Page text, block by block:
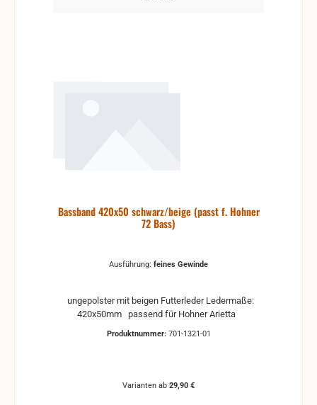
Bassband 420x50 schwarz/beige (passt f. Hohner
72 Bass)
Ausführung: feines Gewinde
Produktnummer: 701-1321-01
Varianten ab 29,90 €